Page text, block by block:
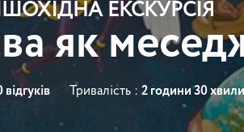
ЕКСКУРСІЯ
як
відгуків Тривалість : 2 години 30